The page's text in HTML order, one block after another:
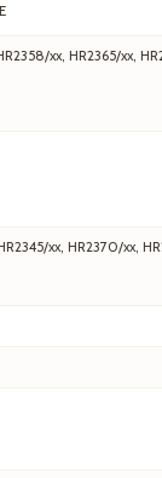
xx, HR2365/xx,
xx, HR2370/xx,